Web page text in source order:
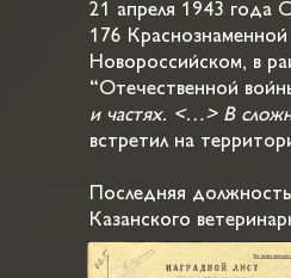
21 апреля 1943 года
176
Новороссийском, в
“Отечественной
и частях. <…> В
встретил на
Последняя
Казанского